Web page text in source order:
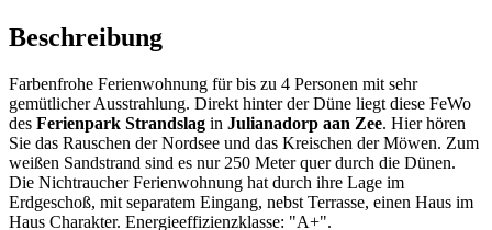
Beschreibung
Farbenfrohe Ferienwohnung für bis zu 4 Personen mit sehr
gemütlicher Ausstrahlung. Direkt hinter der Düne liegt diese FeWo
des Ferienpark Strandslag in Julianadorp aan Zee. Hier hören
Sie das Rauschen der Nordsee und das Kreischen der Möwen. Zum
weißen Sandstrand sind es nur 250 Meter quer durch die Dünen.
Die Nichtraucher Ferienwohnung hat durch ihre Lage im
Erdgeschoß, mit separatem Eingang, nebst Terrasse, einen Haus im
Haus Charakter. Energie­effizienz­klasse: "A+".